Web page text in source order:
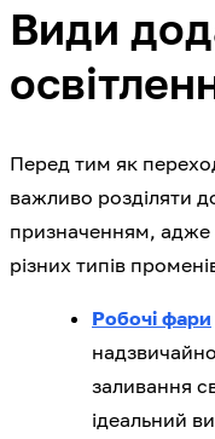
Види
Перед тим як
важливо розділяти
призначенням, адже
різних типів
Робочі фари
заливання
ідеальний